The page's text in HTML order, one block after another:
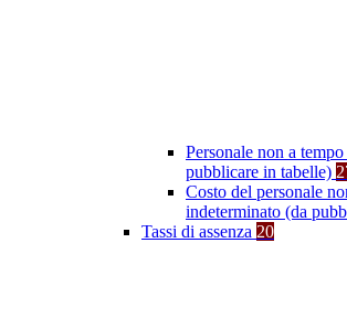
Personale non a
pubblicare in tabelle)
Costo del personale
indeterminato (da
Tassi di assenza 20